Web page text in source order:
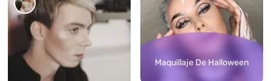
Maquillaje De Halloween